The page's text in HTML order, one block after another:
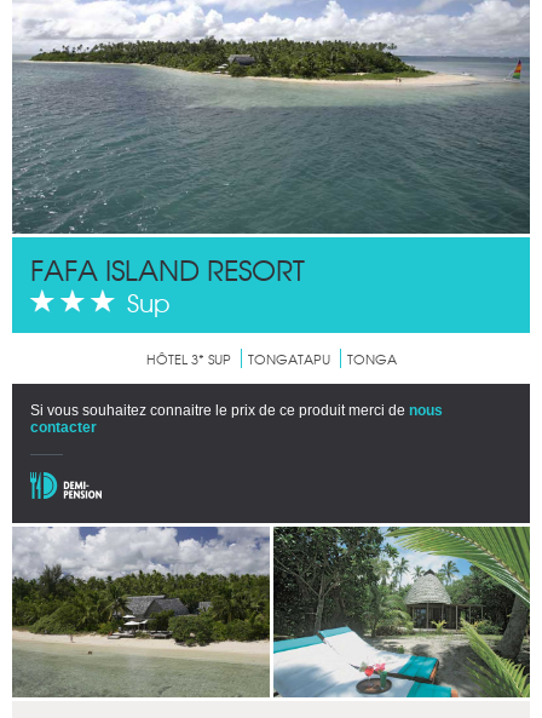
FAFA ISLAND RESORT
Sup
HÔTEL 3* SUP TONGATAPU TONGA
Si vous souhaitez connaitre le prix de ce produit merci de nous
contacter